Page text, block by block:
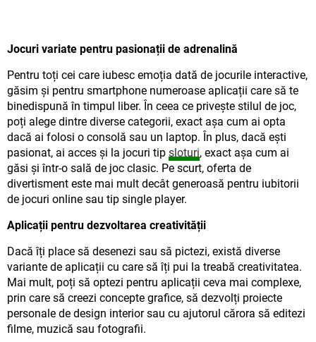
Jocuri variate pentru pasionații de adrenalină
Pentru toți cei care iubesc emoția dată de jocurile interactive,
găsim și pentru smartphone numeroase aplicații care să te
binedispună în timpul liber. În ceea ce privește stilul de joc,
poți alege dintre diverse categorii, exact așa cum ai opta
dacă ai folosi o consolă sau un laptop. În plus, dacă ești
pasionat, ai acces și la jocuri tip sloturi, exact așa cum ai
găsi și într-o sală de joc clasic. Pe scurt, oferta de
divertisment este mai mult decât generoasă pentru iubitorii
de jocuri online sau tip single player.
Aplicații pentru dezvoltarea creativității
Dacă îți place să desenezi sau să pictezi, există diverse
variante de aplicații cu care să îți pui la treabă creativitatea.
Mai mult, poți să optezi pentru aplicații ceva mai complexe,
prin care să creezi concepte grafice, să dezvolți proiecte
personale de design interior sau cu ajutorul cărora să editezi
filme, muzică sau fotografii.